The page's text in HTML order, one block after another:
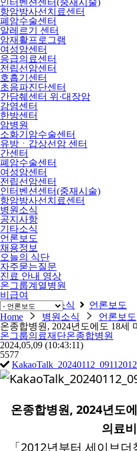
인터벤션센터(중재시술)
항암방사선치료센터
폐암수술센터
알레르기 센터
암재활프로그램
여성암센터
응급의료센터
전립선암센터
호흡기센터
초음파진단센터
간담췌센터 위·대장암
감염센터
한방센터
암병원
소화기암수술센터
유방ㆍ갑상선암 센터
간센터
폐암수술센터
여성암센터
전립선암센터
인터벤션센터(중재시술)
항암방사선치료센터
병원소식
공지사항
기타소식
언론보도
채용정보
오늘의 식단
자주묻는질문
진료 안내 영상
온그룹계열병원
비급여
Home
병원소식
언론보도
Home
병원소식
언론보도
온종합병원, 2024년도에도 18세
온그룹의료재단온종합병원
2024,05,09 (10:43:11)
5577
온종합병원, 2024년도
의료
「2012년부터 세이브더